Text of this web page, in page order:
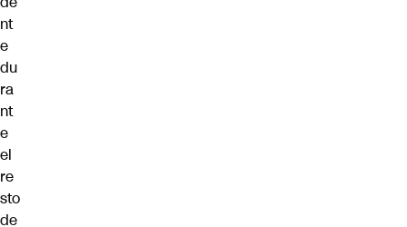
nt
e
du
ra
nt
e
el
re
sto
de